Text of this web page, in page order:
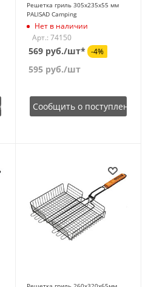
Решетка гриль 305х235х55 мм
PALISAD Camping
Нет в наличии
Арт.: 74150
569 руб./шт* -4%
595руб./шт
Сообщить о поступлении